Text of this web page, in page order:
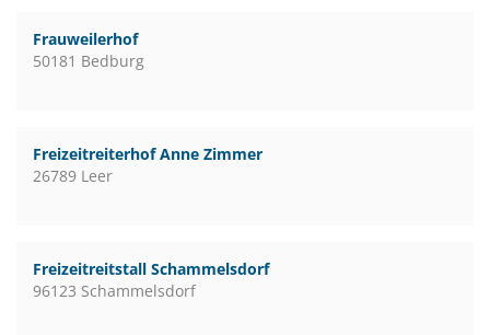
Frauweilerhof
50181 Bedburg
Freizeitreiterhof Anne Zimmer
26789 Leer
Freizeitreitstall Schammelsdorf
96123 Schammelsdorf